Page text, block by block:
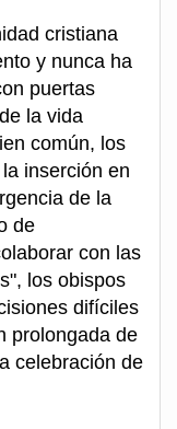
cristiana
y nunca ha
puertas
la vida
común, los
inserción en
de la
de
con las
los obispos
difíciles
prolongada de
celebración de